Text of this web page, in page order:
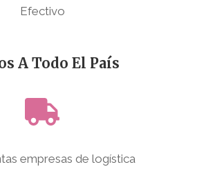
Efectivo
A Todo El País
empresas de logística